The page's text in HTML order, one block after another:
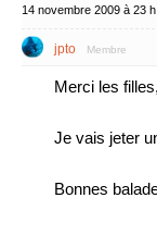
14 novembre 2009 à 23
jpto Membre
Merci les filles,
Je vais jeter
Bonnes